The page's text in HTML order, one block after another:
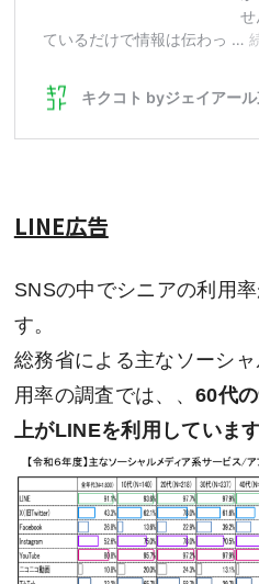
LINE広告
SNSの中でシニアの利用
す。
総務省による主なソーシ
用率の調査では、、60代
上がLINEを利用していま